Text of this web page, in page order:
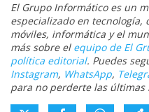
El Grupo Informático es un
especializado en tecnología,
móviles, informática y el
más sobre el equipo de El
política editorial. Puedes
Instagram, WhatsApp,
para no perderte las últimas